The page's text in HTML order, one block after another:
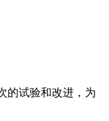
的试验和改进，为